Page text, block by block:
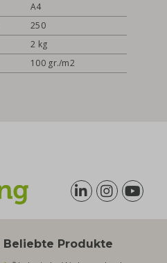
A4
250
2 kg
100 gr./m2
Beliebte Produkte